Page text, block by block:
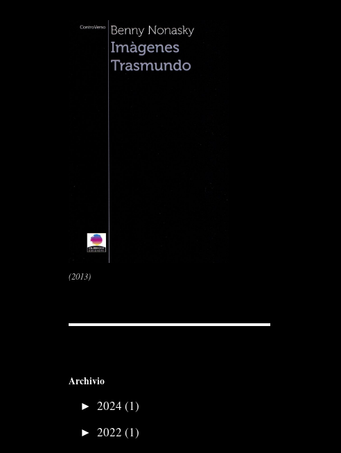
(2013)
Archivio
► 2024 (1)
► 2022 (1)